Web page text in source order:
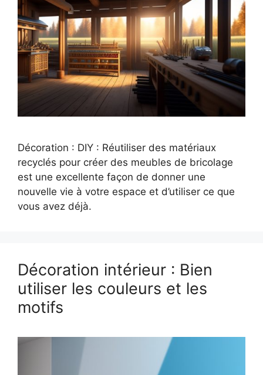
Décoration : DIY : Réutiliser des matériaux
recyclés pour créer des meubles de bricolage
est une excellente façon de donner une
nouvelle vie à votre espace et d’utiliser ce que
vous avez déjà.
Décoration intérieur : Bien
utiliser les couleurs et les
motifs